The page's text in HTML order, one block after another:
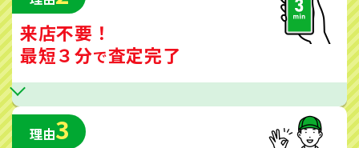
来店不要！
最短３分で査定完了
理由3